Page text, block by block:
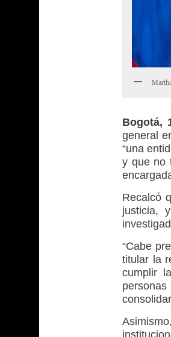
Bogotá,
general
“una
y que no
Recalcó
justicia,
“Cabe
titular la
cumplir